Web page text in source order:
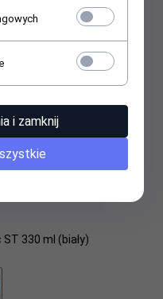
330 ml (biały)
i zamknij